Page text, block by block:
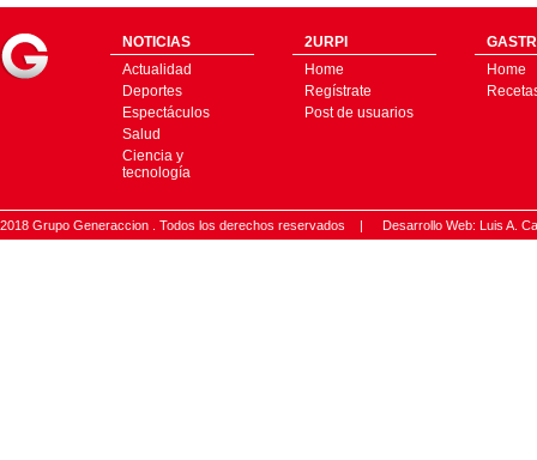
NOTICIAS
Actualidad
Deportes
Espectáculos
Salud
Ciencia y
tecnología
2URPI
Home
Regístrate
Post de usuarios
Home
2018 Grupo Generaccion . Todos los derechos reservados | Desarrollo Web: Luis